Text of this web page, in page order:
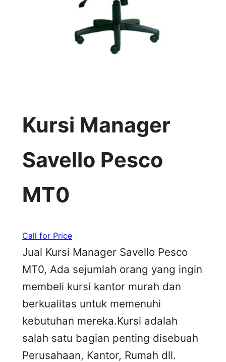
Kursi Manager
Savello Pesco
MT0
Call for Price
Jual Kursi Manager Savello Pesco
MT0, Ada sejumlah orang yang ingin
membeli kursi kantor murah dan
berkualitas untuk memenuhi
kebutuhan mereka.Kursi adalah
salah satu bagian penting disebuah
Perusahaan, Kantor, Rumah dll.